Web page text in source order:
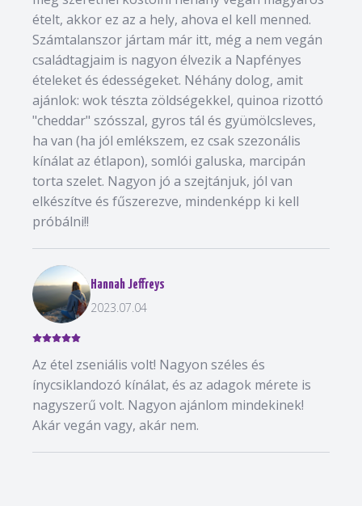
ételt, akkor ez az a hely, ahova el kell menned.
Számtalanszor jártam már itt, még a nem vegán
családtagjaim is nagyon élvezik a Napfényes
ételeket és édességeket. Néhány dolog, amit
ajánlok: wok tészta zöldségekkel, quinoa rizottó
"cheddar" szósszal, gyros tál és gyümölcsleves,
ha van (ha jól emlékszem, ez csak szezonális
kínálat az étlapon), somlói galuska, marcipán
torta szelet. Nagyon jó a szejtánjuk, jól van
elkészítve és fűszerezve, mindenképp ki kell
próbálni!!
Hannah Jeffreys
2023.07.04
Az étel zseniális volt! Nagyon széles és
ínycsiklandozó kínálat, és az adagok mérete is
nagyszerű volt. Nagyon ajánlom mindekinek!
Akár vegán vagy, akár nem.